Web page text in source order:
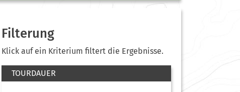
Filterung
Klick auf ein Kriterium filtert die Ergebnisse.
TOURDAUER